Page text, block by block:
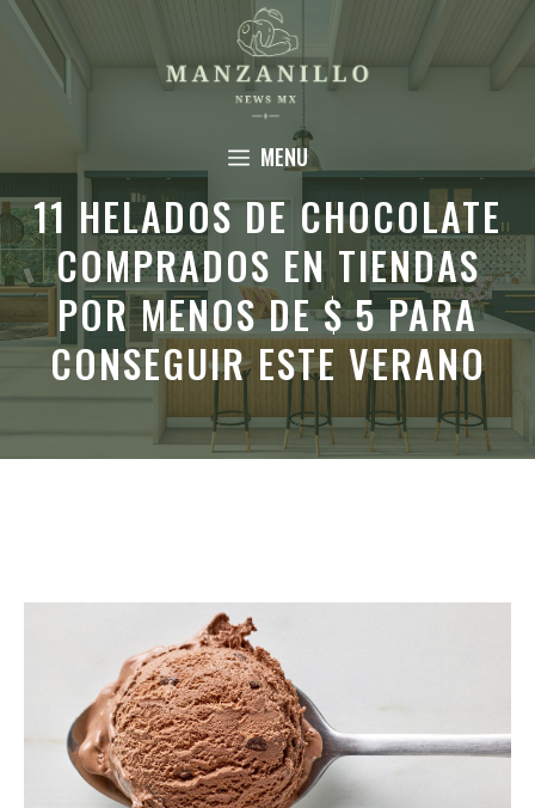
Saltar
contenido
MENU
11 HELADOS DE CHOCOLATE
COMPRADOS EN TIENDAS
POR MENOS DE $ 5 PARA
CONSEGUIR ESTE VERANO